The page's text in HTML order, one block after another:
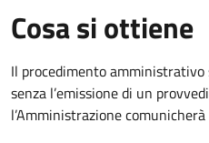
Cosa si ottiene
Il procedimento
senza l’emissione di un
l’Amministrazione